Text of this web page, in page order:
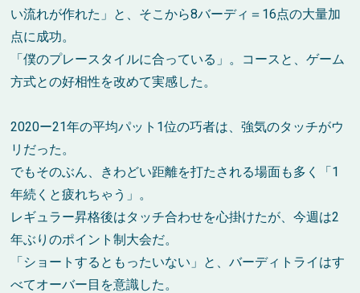
い流れが作れた」と、そこから8バーディ＝16点の大量加
点に成功。
「僕のプレースタイルに合っている」。コースと、ゲーム
方式との好相性を改めて実感した。
2020ー21年の平均パット1位の巧者は、強気のタッチがウ
リだった。
でもそのぶん、きわどい距離を打たされる場面も多く「1
年続くと疲れちゃう」。
レギュラー昇格後はタッチ合わせを心掛けたが、今週は2
年ぶりのポイント制大会だ。
「ショートするともったいない」と、バーディトライはす
べてオーバー目を意識した。